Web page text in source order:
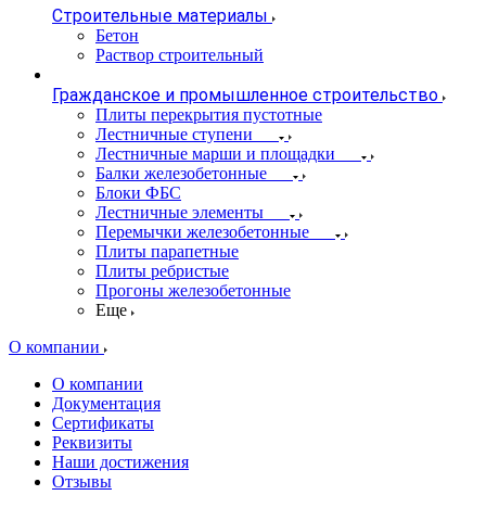
Строительные материалы
Бетон
Раствор строительный
Гражданское и промышленное строительство
Плиты перекрытия пустотные
Лестничные ступени
Лестничные марши и площадки
Балки железобетонные
Блоки ФБС
Лестничные элементы
Перемычки железобетонные
Плиты парапетные
Плиты ребристые
Прогоны железобетонные
Еще
О компании
О компании
Документация
Сертификаты
Реквизиты
Наши достижения
Отзывы